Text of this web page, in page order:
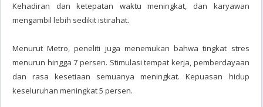
Kehadiran dan ketepatan waktu meningkat, dan karyawan
mengambil lebih sedikit istirahat.
Menurut Metro, peneliti juga menemukan bahwa tingkat stres
menurun hingga 7 persen. Stimulasi tempat kerja, pemberdayaan
dan rasa kesetiaan semuanya meningkat. Kepuasan hidup
keseluruhan meningkat 5 persen.